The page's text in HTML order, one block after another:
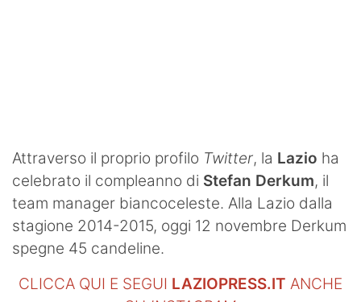
Contatti
Attraverso il proprio profilo Twitter, la Lazio ha
celebrato il compleanno di Stefan Derkum, il
team manager biancoceleste. Alla Lazio dalla
stagione 2014-2015, oggi 12 novembre Derkum
spegne 45 candeline.
CLICCA QUI E SEGUI LAZIOPRESS.IT ANCHE